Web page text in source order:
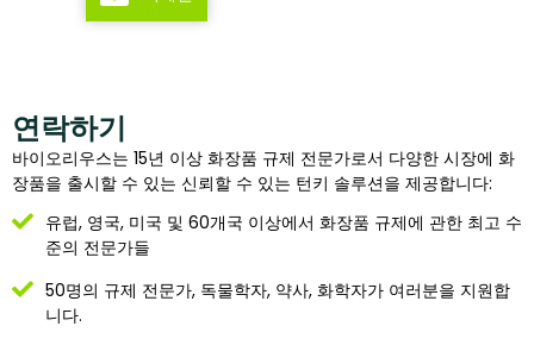
연락하기
바이오리우스는 15년 이상 화장품 규제 전문가로서 다양한 시장에 화
장품을 출시할 수 있는 신뢰할 수 있는 턴키 솔루션을 제공합니다:
유럽, 영국, 미국 및 60개국 이상에서 화장품 규제에 관한 최고 수
준의 전문가들
50명의 규제 전문가, 독물학자, 약사, 화학자가 여러분을 지원합
니다.